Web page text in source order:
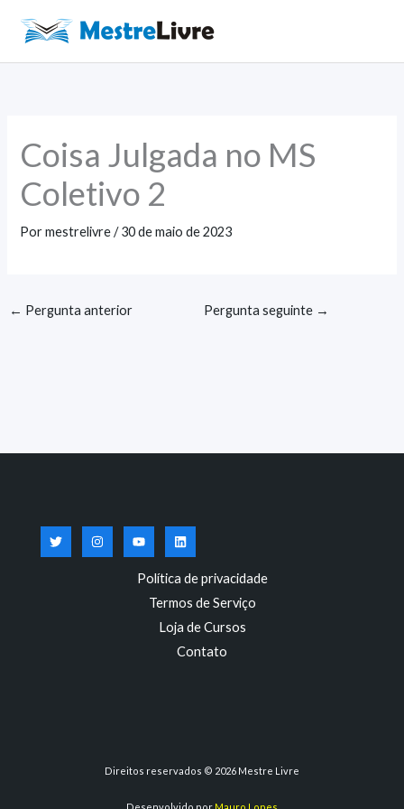
para
o
Coisa Julgada no MS
Coletivo 2
Pormestrelivre/30 de maio de 2023
← Pergunta anterior Pergunta seguinte →
Política de privacidade
Termos de Serviço
Loja de Cursos
Contato
Direitos reservados © 2026 Mestre Livre